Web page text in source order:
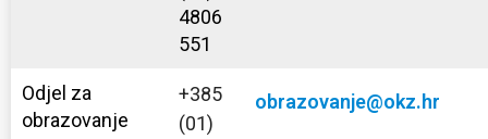
4806
551
Odjel za
obrazovanje
+385
(01)
obrazovanje@okz.hr